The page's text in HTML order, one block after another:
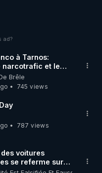
ad?
à Tarnos:
narcotrafic et le
France
Brêle
745 views
787 views
voitures
se referme sur
!